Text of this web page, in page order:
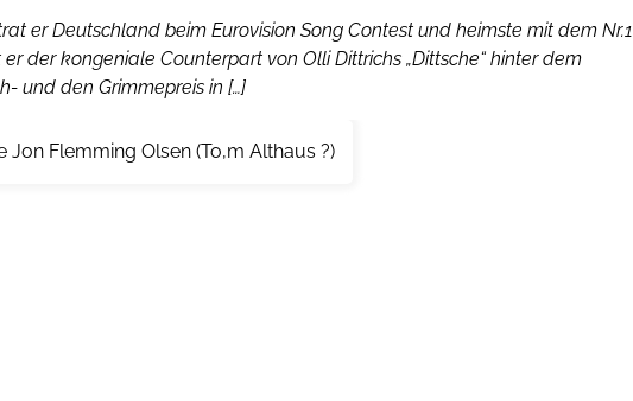
er Deutschland beim Eurovision Song Contest und heimste mit dem Nr.1
er der kongeniale Counterpart von Olli Dittrichs „Dittsche“ hinter dem
und den Grimmepreis in […]